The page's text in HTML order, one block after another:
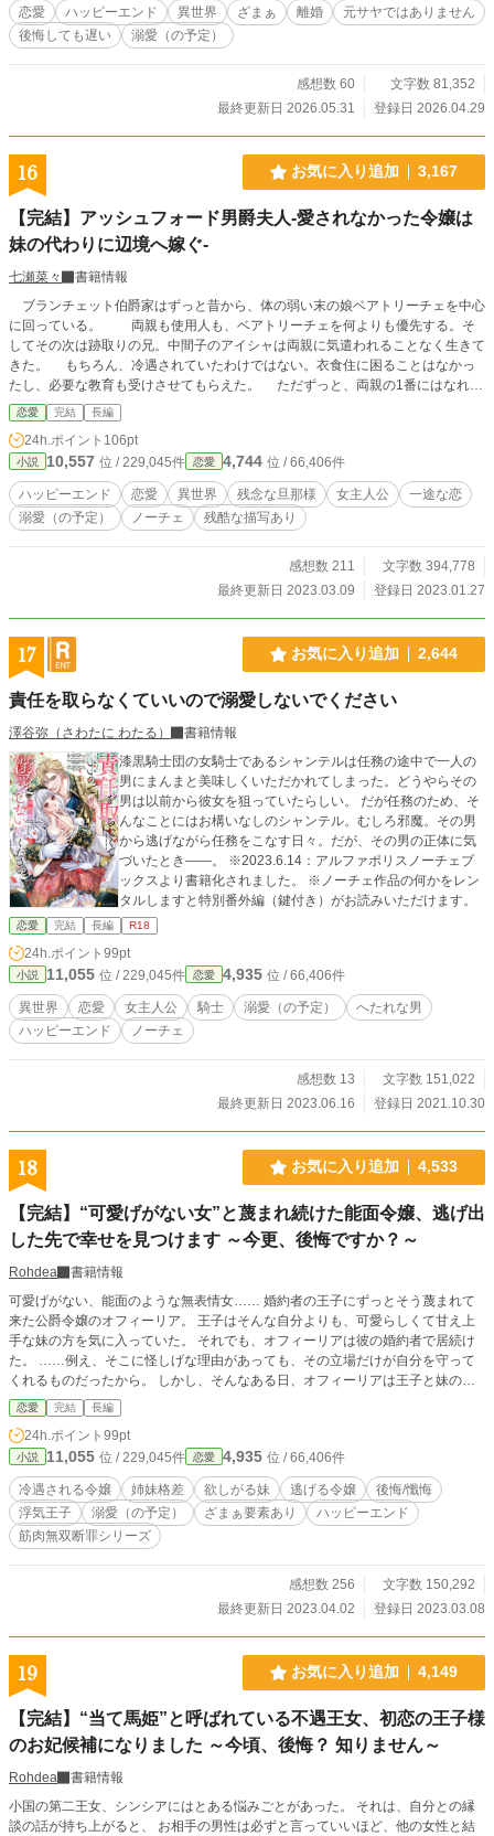
から、離婚するために動かせていただきますね！
恋愛 ハッピーエンド 異世界 ざまぁ 離婚
元サヤではありません
後悔しても遅い
溺愛（の予定）
感想数 60
文字数 81,352
最終更新日 2026.05.31
登録日 2026.04.29
16 お気に入り追加 3,167
【完結】アッシュフォード男爵夫人-愛されなかった令嬢は
妹の代わりに辺境へ嫁ぐ-
七瀬菜々
書籍情報
ブランチェット伯爵家はずっと昔から、体の弱い末の娘ベアトリーチェを中心
に回っている。 両親も使用人も、ベアトリーチェを何よりも優先する。そ
してその次は跡取りの兄。中間子のアイシャは両親に気遣われることなく生きて
きた。 もちろん、冷遇されていたわけではない。衣食住に困ることはなかっ
たし、必要な教育も受けさせてもらえた。 ただずっと、両親の1番にはなれな
かったというだけ。 －－－愛されていないわけじゃない。 アイシャはずっ
と、自分にそう言い聞かせながら真面目に生きてきた。 しかし、その願いが
届くことはなかった。 アイシャはある日突然、病弱なベアトリーチェの代わ
りに、『戦場の悪魔』の異名を持つ男爵の元へ嫁ぐことを命じられたのだ。
かの男は血も涙もない冷酷な男と噂の人物。 アイシャだってそんな男の元に
嫁ぎたくないのに、両親は『ベアトリーチェがかわいそうだから』という理由だ
けでこの縁談をアイシャに押し付けてきた。 ーーーああ。やはり私は一番には
番は手に入ることなどないのだと、思い知ったから。 結局、アイシャは傷心
のまま辺境へと向かった。 望まれないし、望まない結婚。アイシャはこのま
※全部で3部です。話の進みはゆっくりとしていますが、最後までお付き合いく
ださると嬉しいです。 ※色々と、設定はふわっとしてますのでお気をつ
けください。 ※作者はザマァを描くのが苦手なので、ザマァ要素は薄いです。
恋愛 完結 長編
24h.ポイント 106pt
小説 10,557 位 / 229,045件 恋愛 4,744 位 / 66,406件
ハッピーエンド 恋愛 異世界 残念な旦那様 女主人公
一途な恋
溺愛（の予定）
ノーチェ 残酷な描写あり
感想数 211
文字数 394,778
最終更新日 2023.03.09
登録日 2023.01.27
17 お気に入り追加 2,644
責任を取らなくていいので溺愛しないでください
澤谷弥（さわたに わたる）
書籍情報
漆黒騎士団の女騎士であるシャンテルは任務の途中で一人の
男にまんまと美味しくいただかれてしまった。どうやらその
男は以前から彼女を狙っていたらしい。 だが任務のため、そ
んなことにはお構いなしのシャンテル。むしろ邪魔。その男
から逃げながら任務をこなす日々。だが、その男の正体に気
づいたとき――。 ※2023.6.14：アルファポリスノーチェブ
ックスより書籍化されました。 ※ノーチェ作品の何かをレン
タルしますと特別番外編（鍵付き）がお読みいただけます。
恋愛 完結 長編 R18
24h.ポイント 99pt
小説 11,055 位 / 229,045件 恋愛 4,935 位 / 66,406件
異世界 恋愛 女主人公 騎士 溺愛（の予定）
へたれな男
ハッピーエンド
ノーチェ
感想数 13
文字数 151,022
最終更新日 2023.06.16
登録日 2021.10.30
18 お気に入り追加 4,533
【完結】“可愛げがない女”と蔑まれ続けた能面令嬢、逃げ出
した先で幸せを見つけます ～今更、後悔ですか？～
Rohdea
書籍情報
可愛げがない、能面のような無表情女…… 婚約者の王子にずっとそう蔑まれて
来た公爵令嬢のオフィーリア。 王子はそんな自分よりも、可愛らしくて甘え上
手な妹の方を気に入っていた。 それでも、オフィーリアは彼の婚約者で居続け
た。 ……例え、そこに怪しげな理由があっても、その立場だけが自分を守って
くれるものだったから。 しかし、そんなある日、オフィーリアは王子と妹の決
定的な浮気現場を目撃してしまう。 更に、二人は邪魔なオフィーリアを排除し
ようと企んでいる事まで発覚。 ───さすがに、殺されるのはゴメンよ！ 命の危
険を感じたオフィーリアは自分を蔑み続ける家族、婚約者……全てを捨てて逃げ
る事を決意する。 そんな逃げた先でオフィーリアが出会ったのは…… 一方、逃
げられたとはいえ、邪魔なオフィーリアを排除出来たと喜んでいた王子達だけ
ど、 オフィーリアがいなくなった事である異変が───…… ※『“つまらない
女”と棄てられた地味令嬢、拾われた先で大切にされています ～後悔？ するなら
ご勝手に～』 の、主人公の両親の話になります。 こちらを読まなくても大丈夫
（注）ムキムキ前の話ですので筋肉が苦手？ な方もご安心下さい。
恋愛 完結 長編
24h.ポイント 99pt
小説 11,055 位 / 229,045件 恋愛 4,935 位 / 66,406件
冷遇される令嬢 姉妹格差 欲しがる妹 逃げる令嬢
後悔/懺悔
浮気王子
溺愛（の予定） ざまぁ要素あり
ハッピーエンド
筋肉無双断罪シリーズ
感想数 256
文字数 150,292
最終更新日 2023.04.02
登録日 2023.03.08
19 お気に入り追加 4,149
【完結】“当て馬姫”と呼ばれている不遇王女、初恋の王子様
のお妃候補になりました ～今頃、後悔？ 知りません～
Rohdea
書籍情報
小国の第二王女、シンシアにはとある悩みごとがあった。 それは、自分との縁
談の話が持ち上がると、 お相手の男性は必ずと言っていいほど、他の女性と結